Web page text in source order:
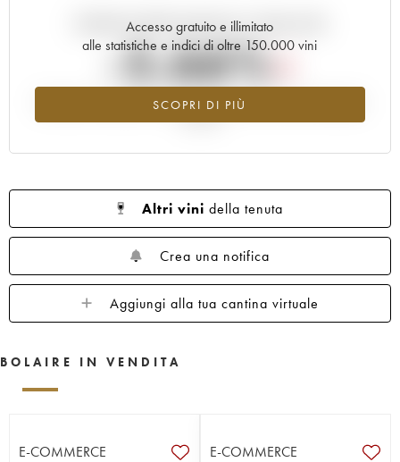
Accesso gratuito e illimitato
alle statistiche e indici di oltre 150.000 vini
SCOPRI DI PIÙ
Andamento della quotazione in tempo reale
-5.66%
Tendenza al ribasso per il valore dell'annata 2012 nel 2026 rispetto
Altri vini della tenuta
Crea una notifica
Aggiungi alla tua cantina virtuale
BOLAIRE IN VENDITA
E-COMMERCE E-COMMERCE